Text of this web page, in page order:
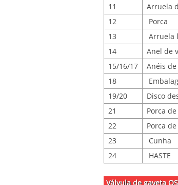
11
Arruela
12
Porca
13
Arruela
14
Anel de
15/16/17
Anéis
18
19/20
Disco
21
Porca
22
Porca
23
Cunha
24
HASTE
Válvula de gaveta